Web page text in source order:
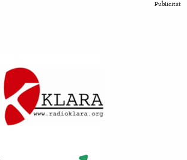
Publicitat